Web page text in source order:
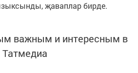
җаваплар бирде.
важным и интересным в
Татмедиа